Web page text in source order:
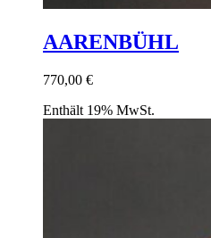
AARENBÜHL
770,00 €
Enthält 19% MwSt.